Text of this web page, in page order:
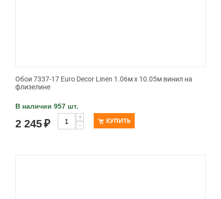
Обои 7337-17 Euro Decor Linen 1.06м x 10.05м винил на
флизелине
В наличии 957 шт.
2 245₽
+
−
КУПИТЬ